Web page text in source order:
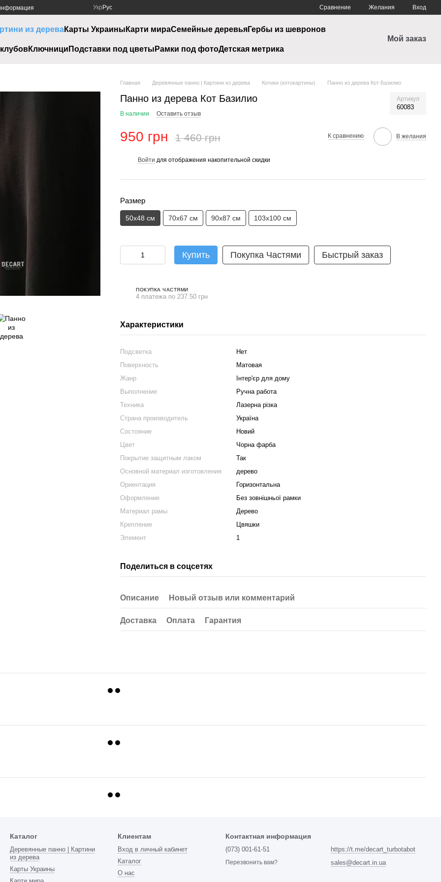
Укр Рус Сравнение Желания Вход
из дереваКарты Украины Карти мираСемейные деревьяГербы из шевронов
Ключници Подставки под цветы Рамки под фотоДетская метрика
Мой заказ
Главная Деревянные панно | Картини из дерева Котики (котокартины) Панно из дерева Кот Базилио
Панно из дерева Кот Базилио Артикул
60083
В наличии Оставить отзыв
950 грн 1 460 грн К сравнению В желания
Войти для отображения накопительной скидки
Размер
50х48 см 70х67 см 90х87 см 103х100 см
Купить Покупка Частями Быстрый заказ
ПОКУПКА ЧАСТЯМИ
4 платежа по 237.50 грн
Характеристики
Подсветка
Нет
Поверхность
Матовая
Жанр
Інтер'єр для дому
Выполнение
Ручна работа
Техника
Лазерна різка
Страна производитель
Україна
Состояние
Новий
Цвет
Чорна фарба
Покрытие защитным лаком
Так
Основной материал изготовления
дерево
Ориентация
Горизонтальна
Оформление
Без зовнішньої рамки
Материал рамы
Дерево
Крепление
Цвяшки
Элемент
1
Поделиться в соцсетях
Описание Новый отзыв или комментарий
Доставка Оплата Гарантия
Каталог
Деревянные панно | Картини
из дерева
Карты Украины
Клиентам
Вход в личный кабинет
Каталог
О нас
Контактная информация
(073) 001-61-51
Перезвонить вам?
https://t.me/decart_turbotabot
sales@decart.in.ua